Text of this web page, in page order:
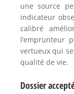
une source
indicateur
calibré
l’emprunteur
vertueux qui
qualité de vie.
Dossier